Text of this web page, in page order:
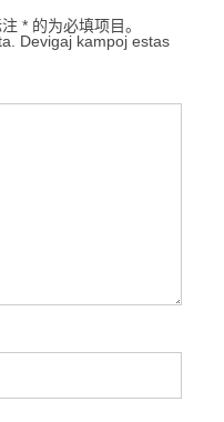
* 的为必填项目。
Devigaj kampoj estas